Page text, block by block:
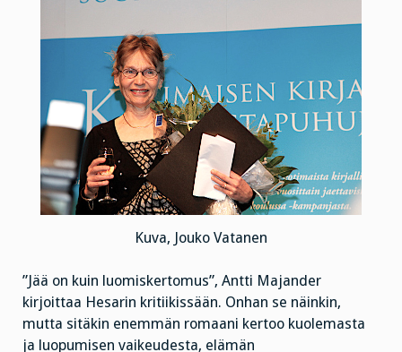
Kuva, Jouko Vatanen
”Jää on kuin luomiskertomus”, Antti Majander
kirjoittaa Hesarin kritiikissään. Onhan se näinkin,
mutta sitäkin enemmän romaani kertoo kuolemasta
ja luopumisen vaikeudesta, elämän